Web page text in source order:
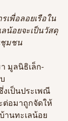
เพื่อลอยเรือใน
น้อยจะเป็นวัสดุ
ชุมชน
มูลนิธิเล็ก-
เป็นประเพณี
ต่อมาถูกจัดให้
านทะเลน้อย